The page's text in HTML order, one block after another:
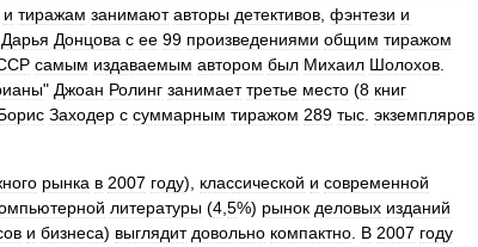
и тиражам занимают авторы детективов фэнтези и
Дарья Донцова с ее 99 произведениями общим тиражом
самым издаваемым автором был Михаил Шолохов
" Джоан Ролинг занимает третье место (8 книг
Заходер с суммарным тиражом 289 тыс экземпляров
рынка в 2007 году), классической и современной
литературы (4 5%) рынок деловых изданий
и бизнеса) выглядит довольно компактно В 2007 году